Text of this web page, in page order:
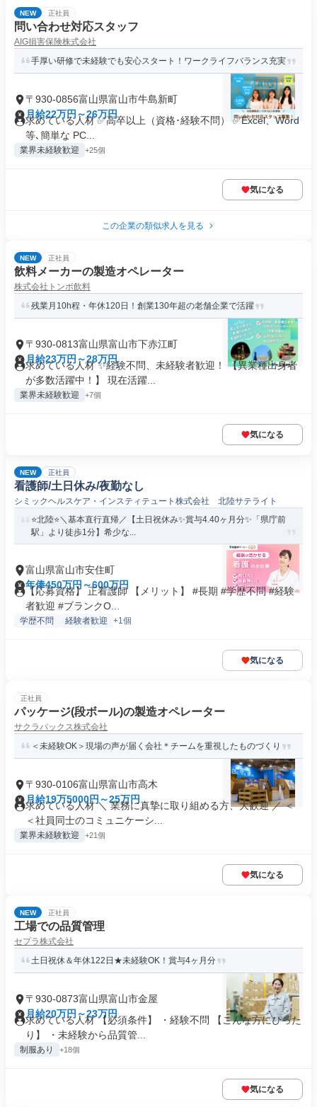
NEW 正社員
問い合わせ対応スタッフ
AIG損害保険株式会社
手厚い研修で未経験でも安心スタート！ワークライフバランス充実
〒930-0856富山県富山市牛島新町
月給22万円～26万円
求めている人材 ✅高卒以上（資格･経験不問） ✅Excel、Word
等､簡単な PC...
業界未経験歓迎 +25個
気になる
この企業の類似求人を見る
NEW 正社員
飲料メーカーの製造オペレーター
株式会社トンボ飲料
残業月10h程・年休120日！創業130年超の老舗企業で活躍
〒930-0813富山県富山市下赤江町
月給23万円～28万円
求めている人材 ✨経験不問、未経験者歓迎！ 【異業種出身者
が多数活躍中！】 現在活躍...
業界未経験歓迎 +7個
気になる
NEW 正社員
看護師/土日休み/夜勤なし
シミックヘルスケア・インスティテュート株式会社 北陸サテライト
⭐北陸⭐＼基本直行直帰／【土日祝休み✨賞与4.40ヶ月分✨「県庁前
駅」より徒歩1分】希少な...
富山県富山市安住町
年俸450万円～600万円
【応募資格】 正看護師 【メリット】 #長期 #学歴不問 #経験
者歓迎 #ブランクO...
学歴不問 経験者歓迎 +1個
気になる
正社員
パッケージ(段ボール)の製造オペレーター
サクラパックス株式会社
＜未経験OK＞現場の声が届く会社＊チームを重視したものづくり
〒930-0106富山県富山市高木
月給19万5000円～25万円
求めている人材 ＼ 業務に真摯に取り組める方、大歓迎 ／ ＜
＜社員同士のコミュニケーシ...
業界未経験歓迎 +21個
気になる
NEW 正社員
工場での品質管理
セプラ株式会社
土日祝休＆年休122日★未経験OK！賞与4ヶ月分
〒930-0873富山県富山市金屋
月給20万円～23万円
求めている人材 【必須条件】 ・経験不問 【こんな方にぴった
り】 ・未経験から品質管...
制服あり +18個
気になる